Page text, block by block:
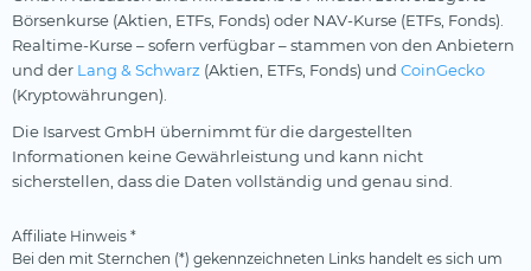
Börsenkurse (Aktien, ETFs, Fonds) oder NAV-Kurse (ETFs, Fonds).
Realtime-Kurse – sofern verfügbar – stammen von den Anbietern
und der Lang & Schwarz (Aktien, ETFs, Fonds) und CoinGecko
(Kryptowährungen).
Die Isarvest GmbH übernimmt für die dargestellten
Informationen keine Gewährleistung und kann nicht
sicherstellen, dass die Daten vollständig und genau sind.
Affiliate Hinweis *
Bei den mit Sternchen (*) gekennzeichneten Links handelt es sich um